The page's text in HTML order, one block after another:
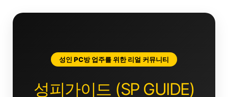
성인 PC방 업주를 위한 리얼 커뮤니티
성피가이드 (SP GUIDE)